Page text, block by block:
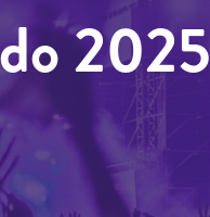
2025